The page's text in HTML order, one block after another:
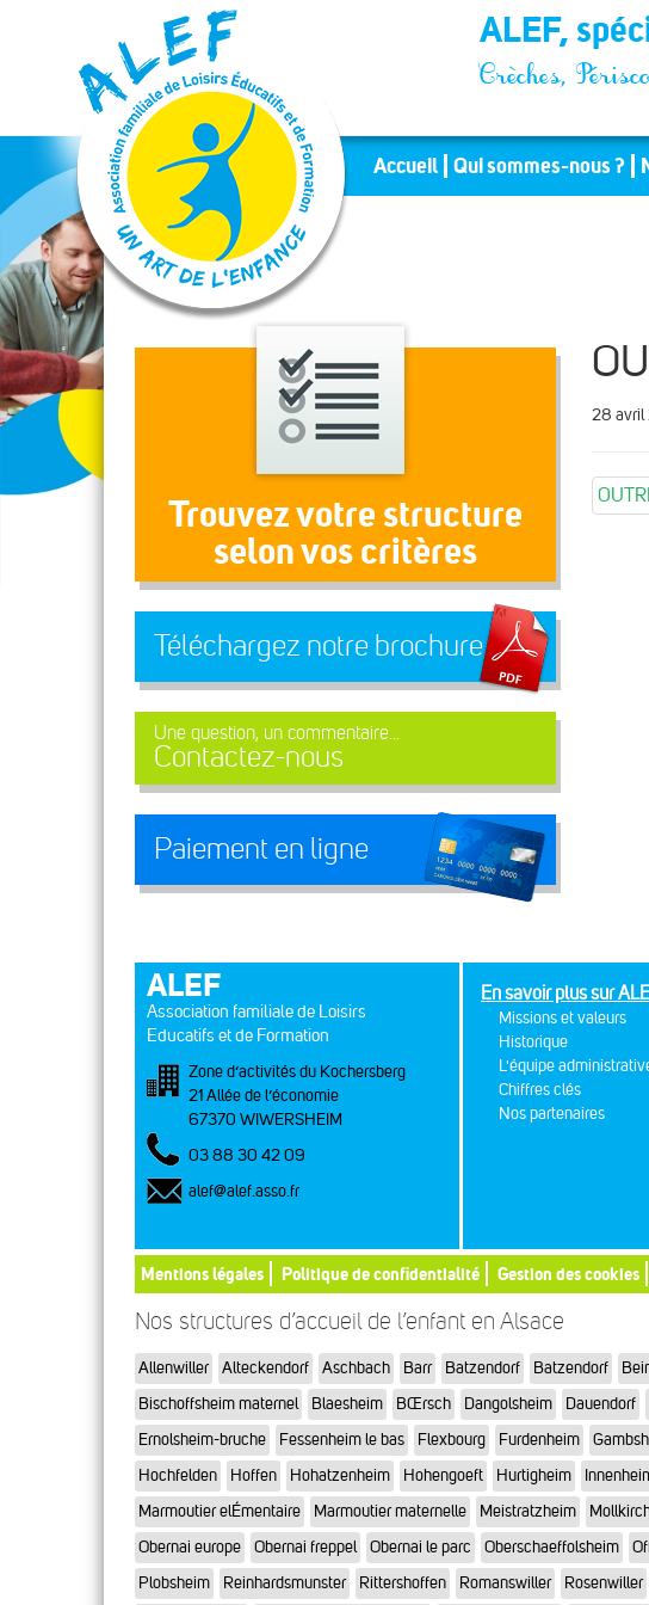
Panneau de gestion des cookies ALEF,
Crèches,
Accueil Qui sommes-nous ?
Trouvez votre structure
selon vos critères
Téléchargez notre brochure
Une question, un commentaire...
Contactez-nous
Paiement en ligne
28
ALEF
Association familiale de Loisirs
Educatifs et de Formation
Zone d’activités du Kochersberg
21 Allée de l’économie
67370 WIWERSHEIM
03 88 30 42 09
alef@alef.asso.fr
En savoir plus sur
Missions et valeurs
Historique
L'équipe
Chiffres clés
Nos partenaires
Mentions légales Politique de confidentialité Gestion des cookies
Nos structures d’accueil de l’enfant en Alsace
Allenwiller Alteckendorf Aschbach Barr Batzendorf Batzendorf
Bischoffsheim maternel
Blaesheim BŒrsch Dangolsheim Dauendorf
Ernolsheim-bruche
Fessenheim le bas Flexbourg Furdenheim
Hochfelden
Hoffen Hohatzenheim Hohengoeft Hurtigheim
Marmoutier elÉmentaire
Marmoutier maternelle Meistratzheim
Obernai europe
Obernai freppel Obernai le parc Oberschaeffolsheim
Plobsheim
Reinhardsmunster Rittershoffen Romanswiller Rosenwiller